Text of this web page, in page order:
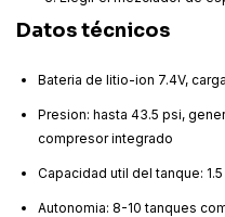
Datos técnicos
Bateria de litio-ion 7.4V,
Presion: hasta 43.5 psi,
compresor integrado
Capacidad util del tanque: 1.5
Autonomia: 8-10 tanques